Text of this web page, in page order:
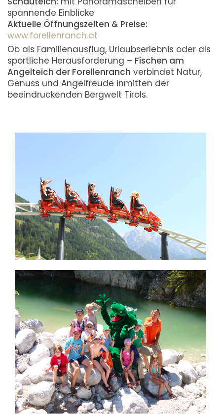
spannende Einblicke
Aktuelle Öffnungszeiten & Preise:
www.forellenranch.at
Ob als Familienausflug, Urlaubserlebnis oder als
sportliche Herausforderung – Fischen am
Angelteich der Forellenranch verbindet Natur,
Genuss und Angelfreude inmitten der
beeindruckenden Bergwelt Tirols.
MEHR LESEN
MEHR LESEN